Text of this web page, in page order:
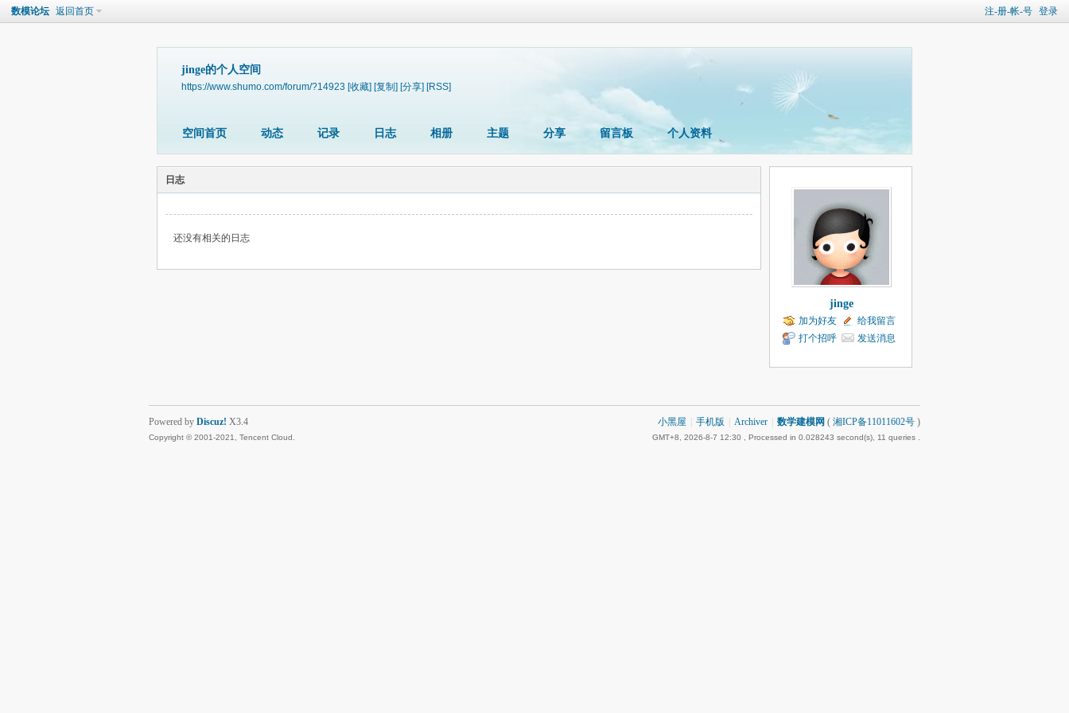
注-册-帐-号 登录
数模论坛 返回首页
jinge的个人空间
https://www.shumo.com/forum/?14923 [收藏] [复制] [分享] [RSS]
空间首页 动态 记录 日志 相册 主题 分享 留言板 个人资料
日志
还没有相关的日志
jinge
加为好友
给我留言
打个招呼
发送消息
小黑屋 手机版 Archiver 数学建模网 ( 湘ICP备11011602号 )
GMT+8, 2026-8-7 12:30 , Processed in 0.028243 second(s), 11 queries .
Powered by Discuz! X3.4
Copyright © 2001-2021, Tencent Cloud.